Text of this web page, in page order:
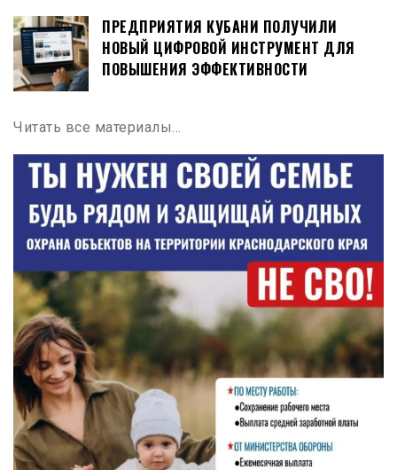
ПРЕДПРИЯТИЯ КУБАНИ ПОЛУЧИЛИ
НОВЫЙ ЦИФРОВОЙ ИНСТРУМЕНТ ДЛЯ
ПОВЫШЕНИЯ ЭФФЕКТИВНОСТИ
Читать все материалы…